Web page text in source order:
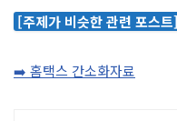
[주제가 비슷한 관련 포스트]
➡️ 홈택스 간소화자료